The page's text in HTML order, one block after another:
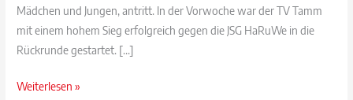
Mädchen und Jungen, antritt. In der Vorwoche war der TV Tamm
mit einem hohem Sieg erfolgreich gegen die JSG HaRuWe in die
Rückrunde gestartet. […]
D-
Weiterlesen »